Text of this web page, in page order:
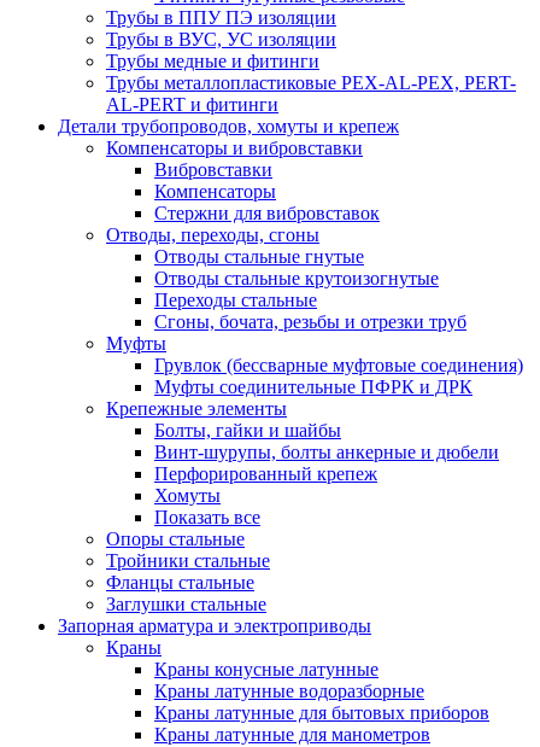
Трубы в ППУ ПЭ изоляции
Трубы в ВУС, УС изоляции
Трубы медные и фитинги
Трубы металлопластиковые PEX-AL-PEX, PERT-
AL-PERT и фитинги
Детали трубопроводов, хомуты и крепеж
Компенсаторы и вибровставки
Вибровставки
Компенсаторы
Стержни для вибровставок
Отводы, переходы, сгоны
Отводы стальные гнутые
Отводы стальные крутоизогнутые
Переходы стальные
Сгоны, бочата, резьбы и отрезки труб
Муфты
Грувлок (бессварные муфтовые соединения)
Муфты соединительные ПФРК и ДРК
Крепежные элементы
Болты, гайки и шайбы
Винт-шурупы, болты анкерные и дюбели
Перфорированный крепеж
Хомуты
Показать все
Опоры стальные
Тройники стальные
Фланцы стальные
Заглушки стальные
Запорная арматура и электроприводы
Краны
Краны конусные латунные
Краны латунные водоразборные
Краны латунные для бытовых приборов
Краны латунные для манометров